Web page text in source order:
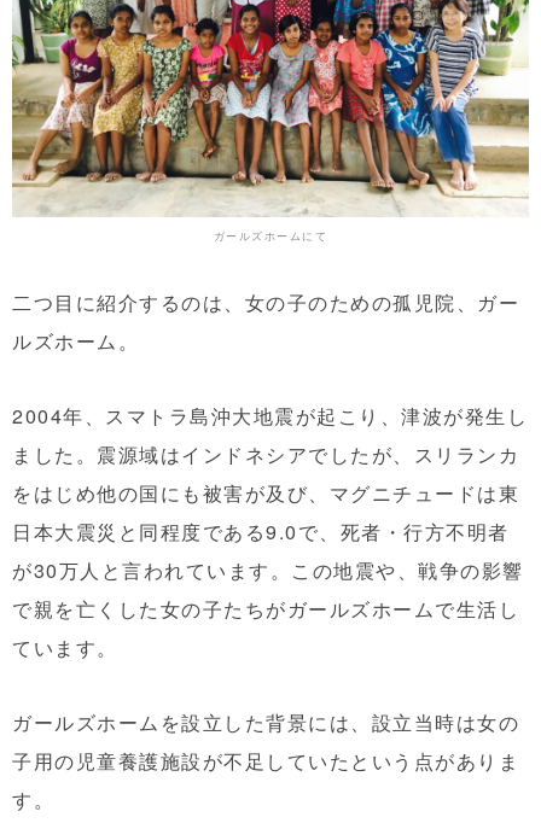
ガールズホームにて
二つ目に紹介するのは、女の子のための孤児院、ガー
ルズホーム。
2004年、スマトラ島沖大地震が起こり、津波が発生し
ました。震源域はインドネシアでしたが、スリランカ
をはじめ他の国にも被害が及び、マグニチュードは東
日本大震災と同程度である9.0で、死者・行方不明者
が30万人と言われています。この地震や、戦争の影響
で親を亡くした女の子たちがガールズホームで生活し
ています。
ガールズホームを設立した背景には、設立当時は女の
子用の児童養護施設が不足していたという点がありま
す。